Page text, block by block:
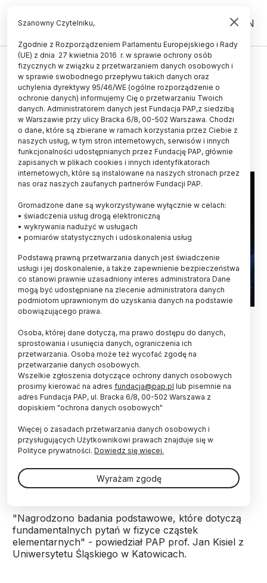
PL EN
Prof. Kisiel: odkrycie noblistów
dotyka fundamentalnych pytań
fizyki
07.10.2015
aktualizacja: 07.10.2015
2 minuty czytania
Fot. Fotolia
Odkrycie noblistów pomaga odpowiedzieć na
jedno z fundamentalnych pytań fizyki: jak
zbudowana jest materia - mówi PAP prof. Jan
Kisiel. Neutrina, istnienie masy których odkryli
nobliści, choć otaczają nas wszędzie, bardzo
długo pozostawały dla naukowców nieuchwytne.
We wtorek w Sztokholmie Komitet Noblowski
poinformował, że Takaaki Kajita i Arthur B.
McDonald otrzymali tegoroczną Nagrodę Nobla w
dziedzinie fizyki za odkrycie oscylacji neutrin, co
dowodzi, że mają one masę.
"Nagrodzono badania podstawowe, które dotyczą
fundamentalnych pytań w fizyce cząstek
elementarnych" - powiedział PAP prof. Jan Kisiel z
Uniwersytetu Śląskiego w Katowicach.
Szanowny Czytelniku,
Zgodnie z Rozporządzeniem Parlamentu Europejskiego i Rady
(UE) z dnia 27 kwietnia 2016 r. w sprawie ochrony osób
fizycznych w związku z przetwarzaniem danych osobowych i
w sprawie swobodnego przepływu takich danych oraz
uchylenia dyrektywy 95/46/WE (ogólne rozporządzenie o
ochronie danych) informujemy Cię o przetwarzaniu Twoich
danych. Administratorem danych jest Fundacja PAP,z siedzibą
w Warszawie przy ulicy Bracka 6/8, 00-502 Warszawa. Chodzi
o dane, które są zbierane w ramach korzystania przez Ciebie z
naszych usług, w tym stron internetowych, serwisów i innych
funkcjonalności udostępnianych przez Fundację PAP, głównie
zapisanych w plikach cookies i innych identyfikatorach
internetowych, które są instalowane na naszych stronach przez
nas oraz naszych zaufanych partnerów Fundacji PAP.
Gromadzone dane są wykorzystywane wyłącznie w celach:
• świadczenia usług drogą elektroniczną
• wykrywania nadużyć w usługach
• pomiarów statystycznych i udoskonalenia usług
Podstawą prawną przetwarzania danych jest świadczenie
usługi i jej doskonalenie, a także zapewnienie bezpieczeństwa
co stanowi prawnie uzasadniony interes administratora Dane
mogą być udostępniane na zlecenie administratora danych
podmiotom uprawnionym do uzyskania danych na podstawie
obowiązującego prawa.
Osoba, której dane dotyczą, ma prawo dostępu do danych,
sprostowania i usunięcia danych, ograniczenia ich
przetwarzania. Osoba może też wycofać zgodę na
przetwarzanie danych osobowych.
Wszelkie zgłoszenia dotyczące ochrony danych osobowych
prosimy kierować na adres fundacja@pap.pl lub pisemnie na
adres Fundacja PAP, ul. Bracka 6/8, 00-502 Warszawa z
dopiskiem "ochrona danych osobowych"
Więcej o zasadach przetwarzania danych osobowych i
przysługujących Użytkownikowi prawach znajduje się w
Polityce prywatności. Dowiedz się więcej.
Wyrażam zgodę